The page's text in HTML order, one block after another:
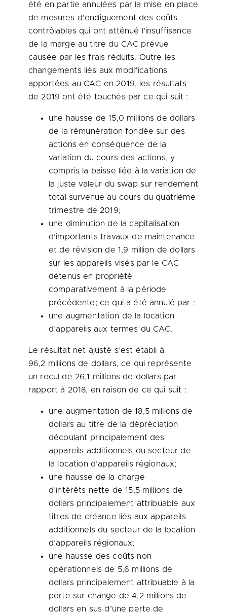
été en partie annulées par la mise en place
de mesures d’endiguement des coûts
contrôlables qui ont atténué l’insuffisance
de la marge au titre du CAC prévue
causée par les frais réduits. Outre les
changements liés aux modifications
apportées au CAC en 2019, les résultats
de 2019 ont été touchés par ce qui suit :
une hausse de 15,0 millions de dollars
de la rémunération fondée sur des
actions en conséquence de la
variation du cours des actions, y
compris la baisse liée à la variation de
la juste valeur du swap sur rendement
total survenue au cours du quatrième
trimestre de 2019;
une diminution de la capitalisation
d’importants travaux de maintenance
et de révision de 1,9 million de dollars
sur les appareils visés par le CAC
détenus en propriété
comparativement à la période
précédente; ce qui a été annulé par :
une augmentation de la location
d’appareils aux termes du CAC.
Le résultat net ajusté s’est établi à
96,2 millions de dollars, ce qui représente
un recul de 26,1 millions de dollars par
rapport à 2018, en raison de ce qui suit :
une augmentation de 18,5 millions de
dollars au titre de la dépréciation
découlant principalement des
appareils additionnels du secteur de
la location d’appareils régionaux;
une hausse de la charge
d’intérêts nette de 15,5 millions de
dollars principalement attribuable aux
titres de créance liés aux appareils
additionnels du secteur de la location
d’appareils régionaux;
une hausse des coûts non
opérationnels de 5,6 millions de
dollars principalement attribuable à la
perte sur change de 4,2 millions de
dollars en sus d’une perte de